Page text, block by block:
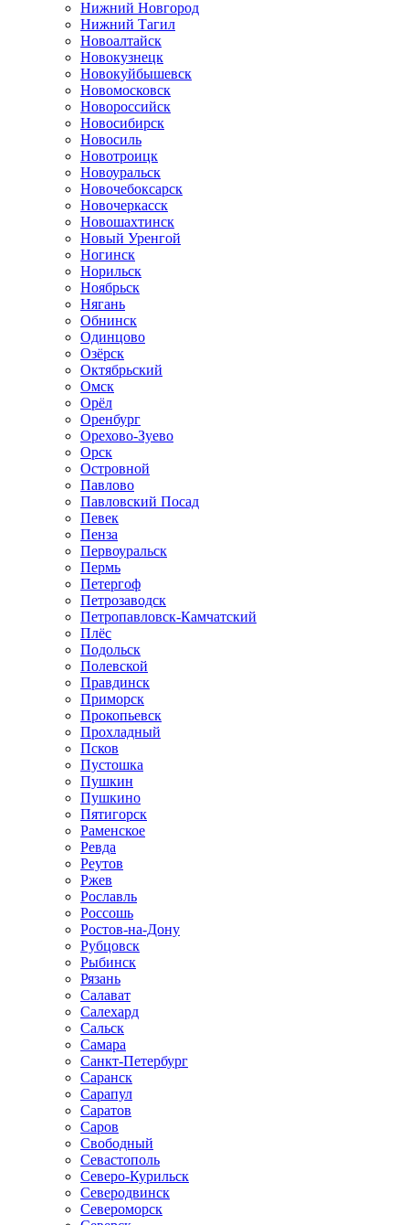
Нижний Новгород
Нижний Тагил
Новоалтайск
Новокузнецк
Новокуйбышевск
Новомосковск
Новороссийск
Новосибирск
Новосиль
Новотроицк
Новоуральск
Новочебоксарск
Новочеркасск
Новошахтинск
Новый Уренгой
Ногинск
Норильск
Ноябрьск
Нягань
Обнинск
Одинцово
Озёрск
Октябрьский
Омск
Орёл
Оренбург
Орехово-Зуево
Орск
Островной
Павлово
Павловский Посад
Певек
Пенза
Первоуральск
Пермь
Петергоф
Петрозаводск
Петропавловск-Камчатский
Плёс
Подольск
Полевской
Правдинск
Приморск
Прокопьевск
Прохладный
Псков
Пустошка
Пушкин
Пушкино
Пятигорск
Раменское
Ревда
Реутов
Ржев
Рославль
Россошь
Ростов-на-Дону
Рубцовск
Рыбинск
Рязань
Салават
Салехард
Сальск
Самара
Санкт-Петербург
Саранск
Сарапул
Саратов
Саров
Свободный
Севастополь
Северо-Курильск
Северодвинск
Североморск